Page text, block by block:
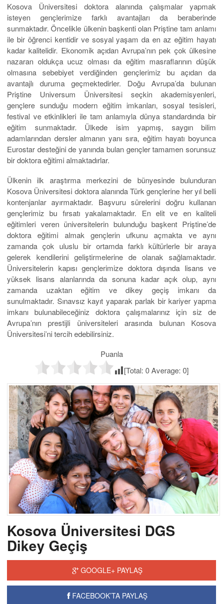
Kosova Üniversitesi doktora alanında çalışmalar yapmak
isteyen gençlerimize farklı avantajları da beraberinde
sunmaktadır. Öncelikle ülkenin başkenti olan Priştine tam anlamı
ile bir öğrenci kentidir ve sosyal yaşam da en az eğitim hayatı
kadar kalitelidir. Ekonomik açıdan Avrupa’nın pek çok ülkesine
nazaran oldukça ucuz olması da eğitim masraflarının düşük
olmasına sebebiyet verdiğinden gençlerimiz bu açıdan da
avantajlı duruma geçmektedirler. Doğu Avrupa’da bulunan
Priştine Universum Üniversitesi seçkin akademisyenleri,
gençlere sunduğu modern eğitim imkanları, sosyal tesisleri,
festival ve etkinlikleri ile tam anlamıyla dünya standardında bir
eğitim sunmaktadır. Ülkede isim yapmış, saygın bilim
adamlarından dersler almanın yanı sıra, eğitim hayatı boyunca
Eurostar desteğini de yanında bulan gençler tamamen sorunsuz
bir doktora eğitimi almaktadırlar.
Ülkenin ilk araştırma merkezini de bünyesinde bulunduran
Kosova Üniversitesi doktora alanında Türk gençlerine her yıl belli
kontenjanlar ayırmaktadır. Başvuru sürelerini doğru kullanan
gençlerimiz bu fırsatı yakalamaktadır. En elit ve en kaliteli
eğitimleri veren üniversitelerin bulunduğu başkent Priştine’de
doktora eğitimi almak gençlerin ufkunu açmakta ve aynı
zamanda çok uluslu bir ortamda farklı kültürlerle bir araya
gelerek kendilerini geliştirmelerine de olanak sağlamaktadır.
Üniversitelerin kapısı gençlerimize doktora dışında lisans ve
yüksek lisans alanlarında da sonuna kadar açık olup, aynı
zamanda uzaktan eğitim ve dikey geçiş imkanı da
sunulmaktadır. Sınavsız kayıt yaparak parlak bir kariyer yapma
imkanı bulunabileceğiniz doktora çalışmalarınız için siz de
Avrupa’nın prestijli üniversiteleri arasında bulunan Kosova
Üniversitesi’ni tercih edebilirsiniz.
Puanla
[Total: 0Average: 0]
Kosova Üniversitesi DGS
Dikey Geçiş
GOOGLE+ PAYLAŞ
FACEBOOK’TA PAYLAŞ